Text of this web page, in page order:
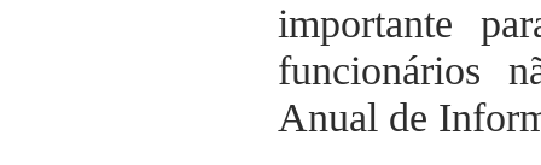
importante
funcionários
Anual de